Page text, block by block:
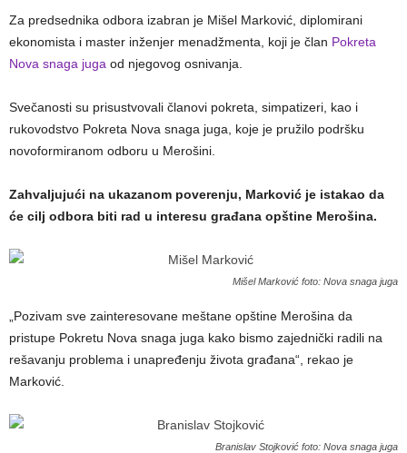
Za predsednika odbora izabran je Mišel Marković, diplomirani
ekonomista i master inženjer menadžmenta, koji je član Pokreta
Nova snaga juga od njegovog osnivanja.
Svečanosti su prisustvovali članovi pokreta, simpatizeri, kao i
rukovodstvo Pokreta Nova snaga juga, koje je pružilo podršku
novoformiranom odboru u Merošini.
Zahvaljujući na ukazanom poverenju, Marković je istakao da
će cilj odbora biti rad u interesu građana opštine Merošina.
Mišel Marković foto: Nova snaga juga
„Pozivam sve zainteresovane meštane opštine Merošina da
pristupe Pokretu Nova snaga juga kako bismo zajednički radili na
rešavanju problema i unapređenju života građana“, rekao je
Marković.
Branislav Stojković foto: Nova snaga juga